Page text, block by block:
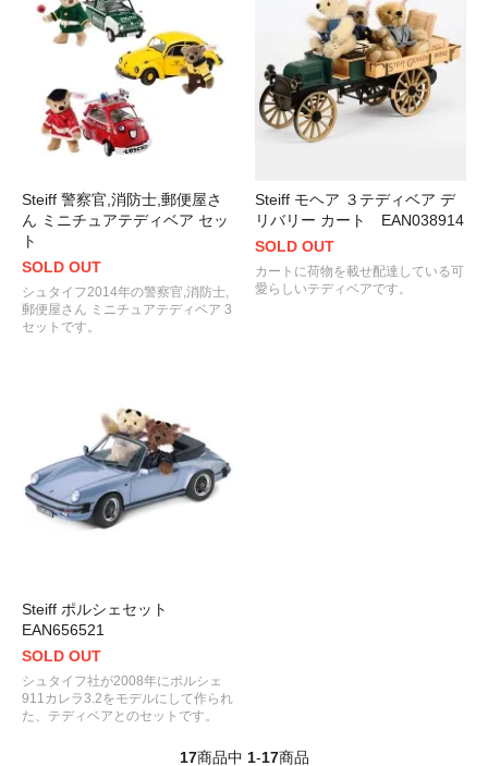
Steiff 警察官,消防士,郵便屋さ
ん ミニチュアテディベア セッ
ト
SOLD OUT
シュタイフ2014年の警察官,消防士,
郵便屋さん ミニチュアテディベア 3
セットです。
Steiff モヘア ３テディベア デ
リバリー カート EAN038914
SOLD OUT
カートに荷物を載せ配達している可
愛らしいテディベアです。
Steiff ポルシェセット
EAN656521
SOLD OUT
シュタイフ社が2008年にポルシェ
911カレラ3.2をモデルにして作られ
た、テディベアとのセットです。
17商品中 1-17商品